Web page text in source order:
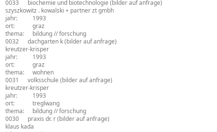
0033
biochemie und biotechnologie (bilder auf anfrage)
architekturbüro:
szyszkowitz . kowalski + partner zt gmbh
jahr:
1993
ort:
graz
thema:
bildung // forschung
0032
dachgarten k(bilder auf anfrage)
architekturbüro:
kreutzer-krisper
jahr:
1993
ort:
graz
thema:
wohnen
0031
volksschule (bilder auf anfrage)
architekturbüro:
kreutzer-krisper
jahr:
1993
ort:
treglwang
thema:
bildung // forschung
0030
praxis dr. r(bilder auf anfrage)
architekturbüro:
klaus kada